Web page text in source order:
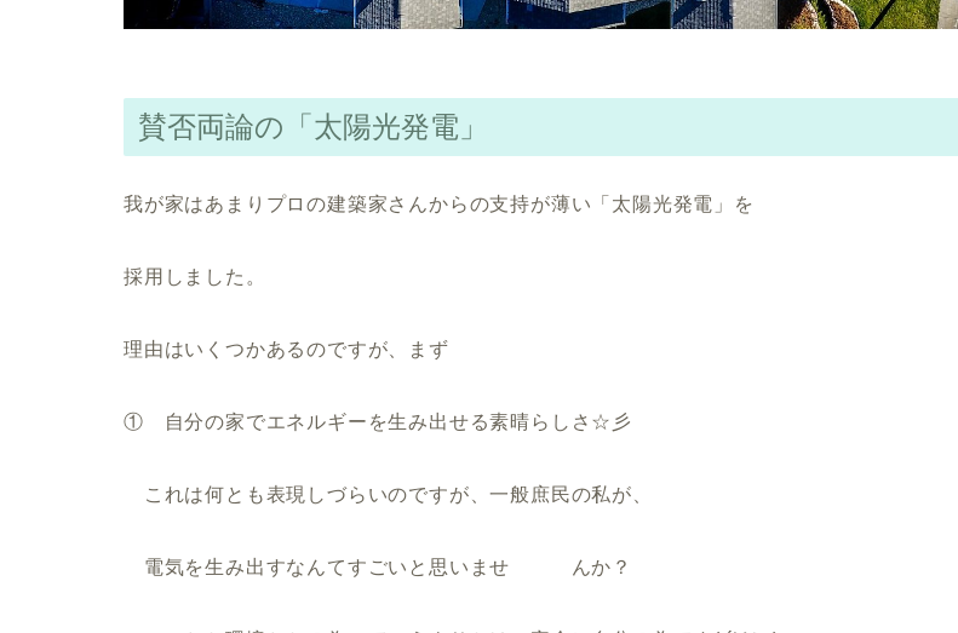
賛否両論の「太陽光発電」
我が家はあまりプロの建築家さんからの支持が薄い「太陽光発電」を
採用しました。
理由はいくつかあるのですが、まず
① 自分の家でエネルギーを生み出せる素晴らしさ☆彡
これは何とも表現しづらいのですが、一般庶民の私が、
電気を生み出すなんてすごいと思いませ んか？